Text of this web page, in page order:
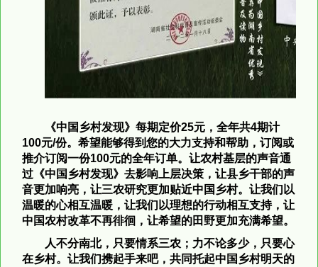
《中国乡村发现》每期定价25元，全年共4期计
100元/份。 希望能够得到您的大力支持和帮助，订阅或
推介订阅一份100元的全年订单。 让农村基层的声音通
过《中国乡村发现》去影响上层决策，让县乡干部的声
音更加响亮，让三农研究更加贴近中国乡村。 让我们以
温暖的心相互温暖，让我们以理想的行动相互支持，让
中国农村改革不再徘徊，让希望的田野更加充满希望。
人不分南北，只要情系三农；力不论多少，只要心
在乡村。让我们携起手来吧，共同托起中国乡村明天的